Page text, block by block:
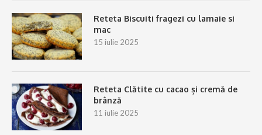
Reteta Biscuiti fragezi cu lamaie si
mac
15 iulie 2025
Reteta Clătite cu cacao și cremă de
brânză
11 iulie 2025